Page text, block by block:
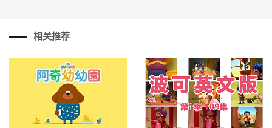
相关推荐